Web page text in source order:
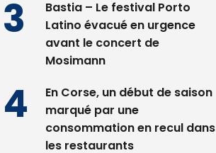
Bastia – Le festival Porto
Latino évacué en urgence
avant le concert de
Mosimann
En Corse, un début de saison
marqué par une
consommation en recul dans
les restaurants